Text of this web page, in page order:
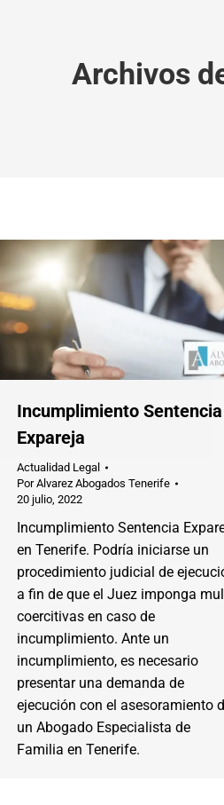
Archivos
Incumplimiento Sentencia
Expareja
Actualidad Legal
PorAlvarez Abogados Tenerife
20 julio, 2022
Incumplimiento Sentencia
en Tenerife. Podría iniciarse un
procedimiento judicial de
a fin de que el Juez imponga
coercitivas en caso de
incumplimiento. Ante un
incumplimiento, es necesario
presentar una demanda de
ejecución con el asesoramiento
un Abogado Especialista de
Familia en Tenerife.